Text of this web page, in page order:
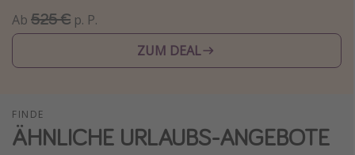
Reisethemen
Alle Reisethemen
Disneyland Paris
Roadtrips
Ab 525 € p. P.
ZUM DEAL
FINDE
ÄHNLICHE URLAUBS-ANGEBOTE